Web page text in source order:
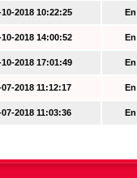
10-2018 10:22:25
10-2018 14:00:52
10-2018 17:01:49
07-2018 11:12:17
07-2018 11:03:36